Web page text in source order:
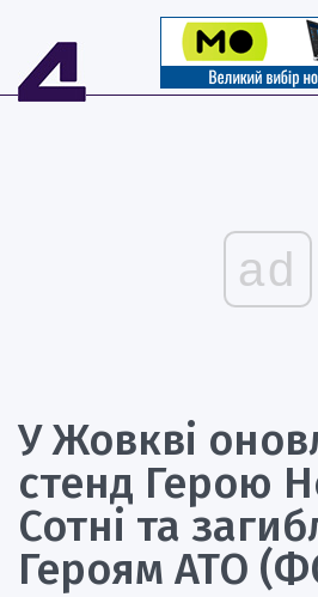
ad
У Жовкві
стенд Герою
Сотні та
Героям АТО